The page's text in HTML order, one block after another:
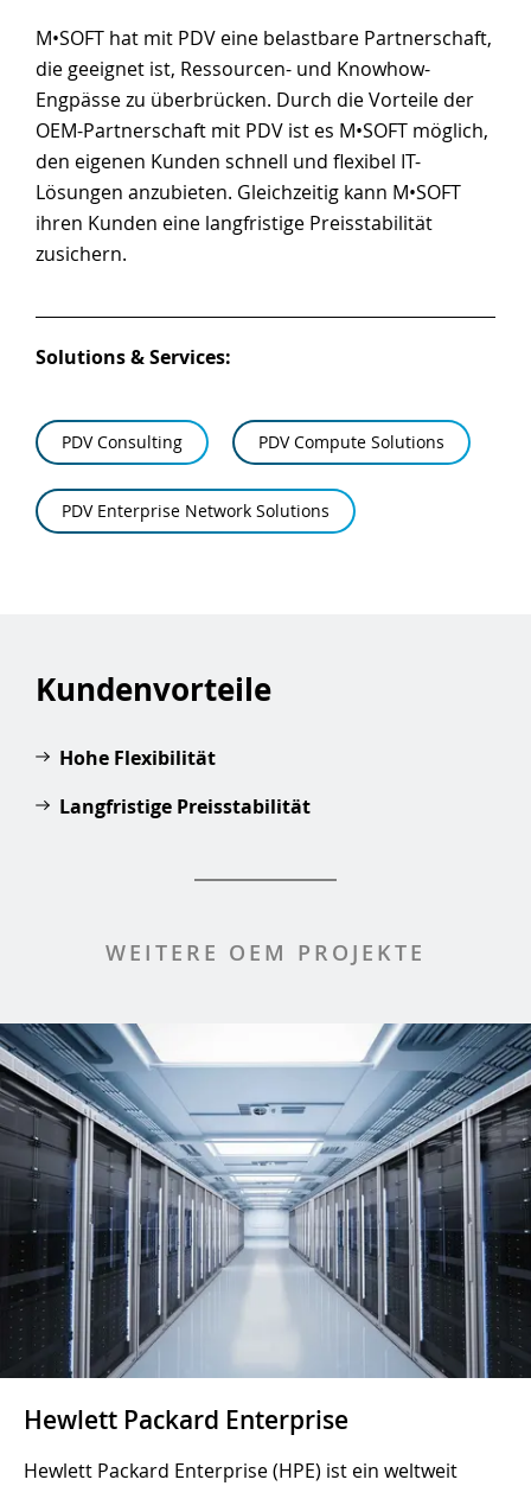
M•SOFT hat mit PDV eine belastbare Partnerschaft,
die geeignet ist, Ressourcen- und Knowhow-
Engpässe zu überbrücken. Durch die Vorteile der
OEM-Partnerschaft mit PDV ist es M•SOFT möglich,
den eigenen Kunden schnell und flexibel IT-
Lösungen anzubieten. Gleichzeitig kann M•SOFT
ihren Kunden eine langfristige Preisstabilität
zusichern.
Solutions & Services:
PDV Consulting PDV Compute Solutions
PDV Enterprise Network Solutions
Kundenvorteile
Hohe Flexibilität
Langfristige Preisstabilität
WEITERE OEM PROJEKTE
Hewlett Packard Enterprise
Hewlett Packard Enterprise (HPE) ist ein weltweit